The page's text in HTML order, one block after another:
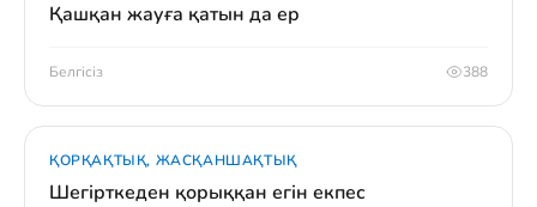
Қашқан жауға қатын да ер
Белгісіз 388
ҚОРҚАҚТЫҚ, ЖАСҚАНШАҚТЫҚ
Шегірткеден қорыққан егін екпес